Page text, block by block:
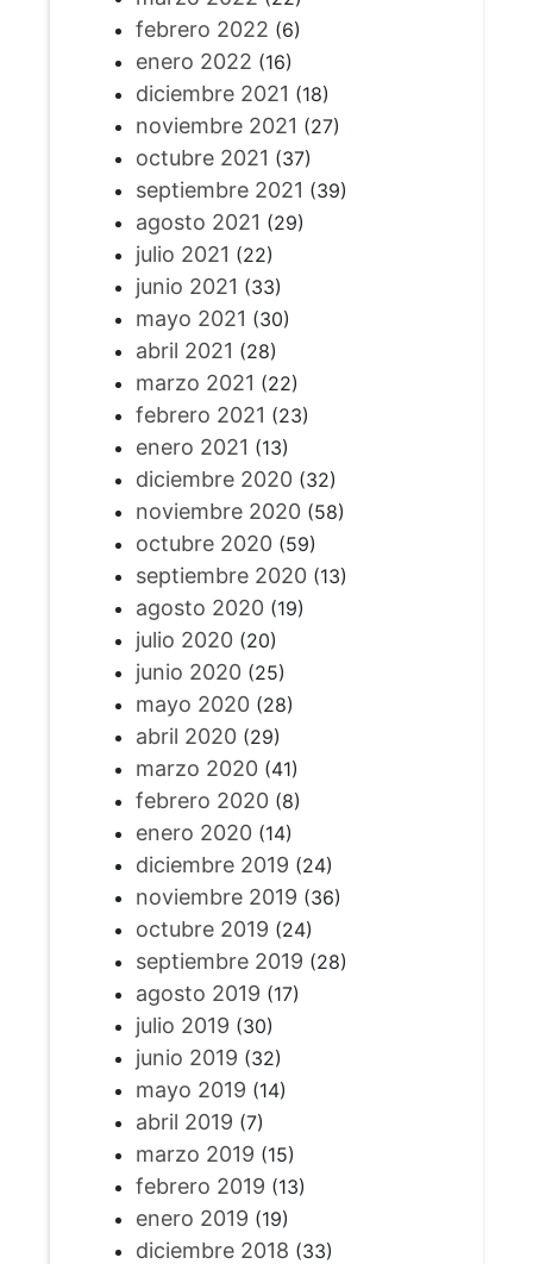
febrero 2022 (6)
enero 2022 (16)
diciembre 2021 (18)
noviembre 2021 (27)
octubre 2021 (37)
septiembre 2021 (39)
agosto 2021 (29)
julio 2021 (22)
junio 2021 (33)
mayo 2021 (30)
abril 2021 (28)
marzo 2021 (22)
febrero 2021 (23)
enero 2021 (13)
diciembre 2020(32)
noviembre 2020(58)
octubre 2020(59)
septiembre 2020(13)
agosto 2020(19)
julio 2020(20)
junio 2020(25)
mayo 2020(28)
abril 2020(29)
marzo 2020(41)
febrero 2020(8)
enero 2020(14)
diciembre 2019 (24)
noviembre 2019 (36)
octubre 2019 (24)
septiembre 2019 (28)
agosto 2019 (17)
julio 2019 (30)
junio 2019 (32)
mayo 2019 (14)
abril 2019 (7)
marzo 2019 (15)
febrero 2019 (13)
enero 2019 (19)
diciembre 2018 (33)